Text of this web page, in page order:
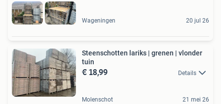
Wageningen 20 jul 26
Steenschotten lariks | grenen | vlonder
tuin
€ 18,99 Details
Molenschot 21 mei 26